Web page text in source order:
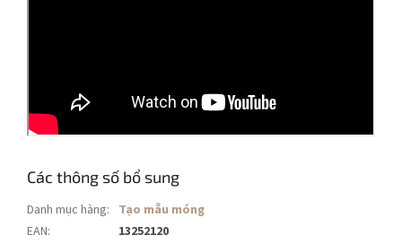
Các thông số bổ sung
Danh mục hàng: Tạo mẫu móng
EAN:
13252120